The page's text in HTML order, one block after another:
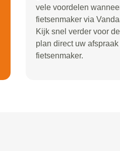
vele voordelen
fietsenmaker via
Kijk snel verder voor
plan direct uw
fietsenmaker.